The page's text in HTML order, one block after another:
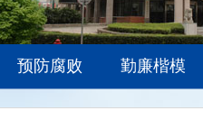
预防腐败 勤廉楷模